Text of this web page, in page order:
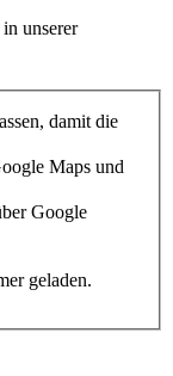
unserer
damit die
Maps und
Google
geladen.